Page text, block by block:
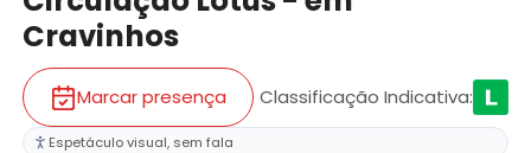
Cravinhos
Marcar presença Classificação Indicativa:
Espetáculo visual, sem fala